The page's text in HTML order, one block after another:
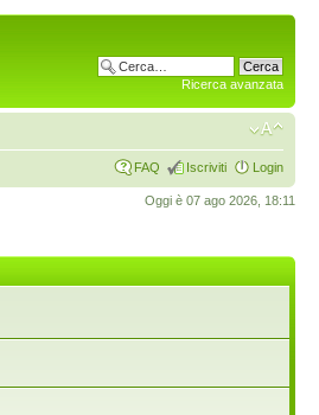
Ricerca avanzata
FAQ Iscriviti Login
Oggi è 07 ago 2026, 18:11